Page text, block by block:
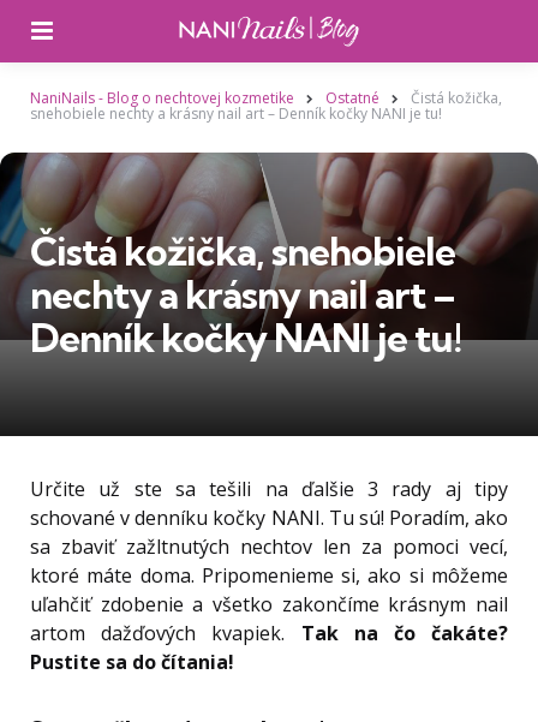
NaniNails - Blog o nechtovej kozmetike Ostatné Čistá kožička,
snehobiele nechty a krásny nail art – Denník kočky NANI je tu!
Čistá kožička, snehobiele
nechty a krásny nail art –
Denník kočky NANI je tu!
Určite už ste sa tešili na ďalšie 3 rady aj tipy
schované v denníku kočky NANI. Tu sú! Poradím, ako
sa zbaviť zažltnutých nechtov len za pomoci vecí,
ktoré máte doma. Pripomenieme si, ako si môžeme
uľahčiť zdobenie a všetko zakončíme krásnym nail
artom dažďových kvapiek. Tak na čo čakáte?
Pustite sa do čítania!